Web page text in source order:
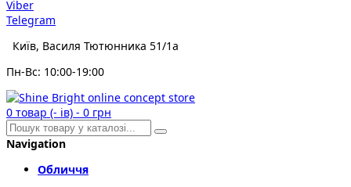
Viber
Telegram
Київ, Василя Тютюнника 51/1а
Пн-Вс: 10:00-19:00
0 товар (- ів) - 0 грн
Navigation
Обличчя